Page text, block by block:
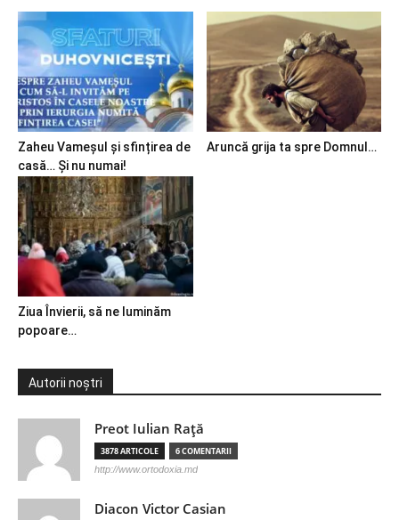
Zaheu Vameșul și sfințirea de
casă… Și nu numai!
Aruncă grija ta spre Domnul…
Ziua Învierii, să ne luminăm
popoare…
Autorii noștri
Preot Iulian Raţă
3878 ARTICOLE 6 COMENTARII
http://www.ortodoxia.md
Diacon Victor Casian